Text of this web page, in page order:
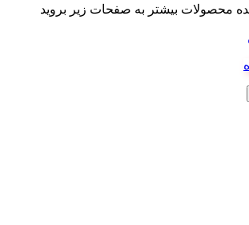
محصولات بیشتر به صفحات زیر بروید